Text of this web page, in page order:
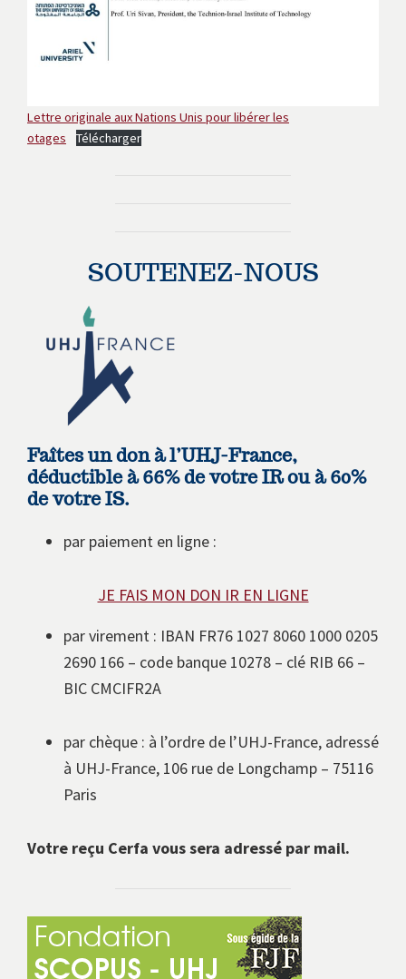
Lettre originale aux Nations Unis pour libérer les
otages
Télécharger
SOUTENEZ-NOUS
Faîtes un don à l’UHJ-France,
déductible à 66% de votre IRou à 60%
de votre IS.
par paiement en ligne :
JE FAIS MON DON IR EN LIGNE
par virement : IBAN FR76 1027 8060 1000 0205
2690 166 – code banque 10278 – clé RIB 66 –
BIC CMCIFR2A
par chèque : à l’ordre de l’UHJ-France, adressé
à UHJ-France, 106 rue de Longchamp – 75116
Paris
Votre reçu Cerfa vous sera adressé par mail.